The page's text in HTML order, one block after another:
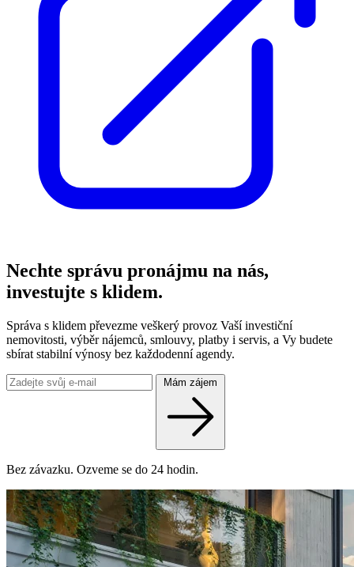
Nechte správu pronájmu na nás,
investujte s klidem.
Správa s klidem převezme veškerý provoz Vaší investiční
nemovitosti, výběr nájemců, smlouvy, platby i servis, a Vy budete
sbírat stabilní výnosy bez každodenní agendy.
Mám zájem
Bez závazku. Ozveme se do 24 hodin.